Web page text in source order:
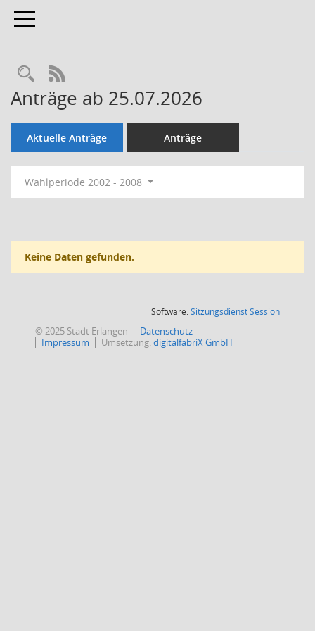
Toggle navigation
Rechercheauswahl
RSS-Feed
Anträge ab 25.07.2026
Aktuelle Anträge Anträge
Wahlperiode 2002 - 2008
Keine Daten gefunden.
Software:SitzungsdienstSession(Wird in
© 2025 Stadt Erlangen
Datenschutz
Impressum
Umsetzung:digitalfabriX GmbH